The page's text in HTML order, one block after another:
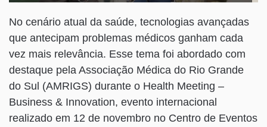
No cenário atual da saúde, tecnologias avançadas
que antecipam problemas médicos ganham cada
vez mais relevância. Esse tema foi abordado com
destaque pela Associação Médica do Rio Grande
do Sul (AMRIGS) durante o Health Meeting –
Business & Innovation, evento internacional
realizado em 12 de novembro no Centro de Eventos